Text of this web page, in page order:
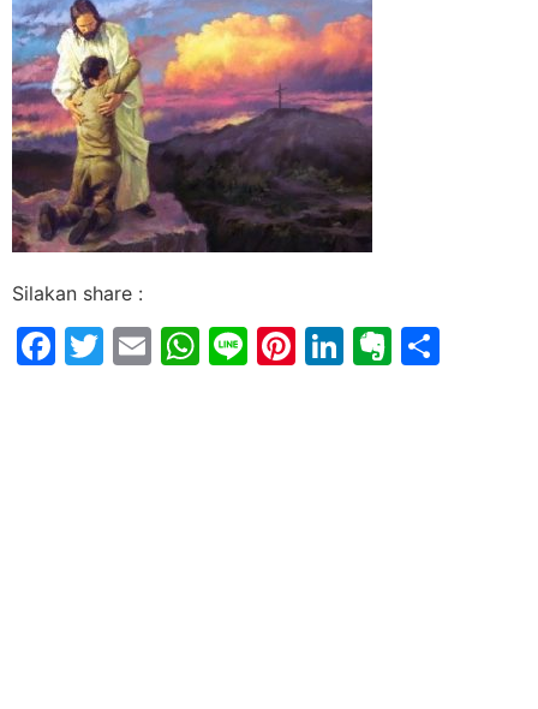
Silakan share :
Facebook
Twitter
EmailWhatsApp
LinePinterest
LinkedIn